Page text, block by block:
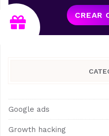
CREAR
Google ads
Growth hacking